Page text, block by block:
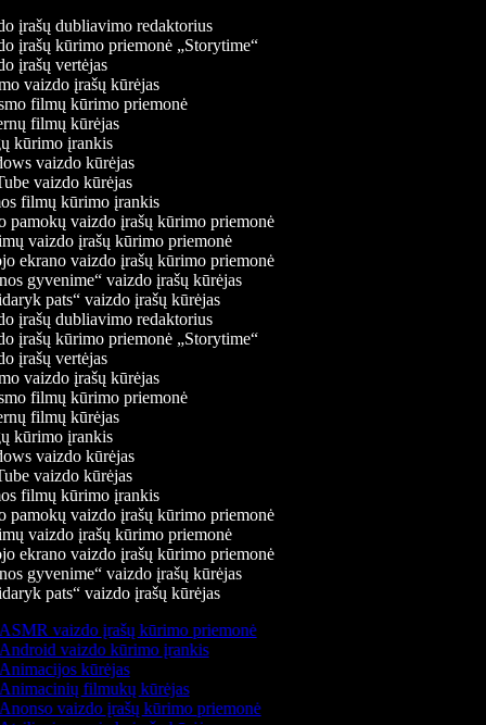
įrašų dubliavimo redaktorius
įrašų kūrimo priemonė „Storytime“
įrašų vertėjas
vaizdo įrašų kūrėjas
filmų kūrimo priemonė
filmų kūrėjas
kūrimo įrankis
vaizdo kūrėjas
vaizdo kūrėjas
filmų kūrimo įrankis
pamokų vaizdo įrašų kūrimo priemonė
vaizdo įrašų kūrimo priemonė
ekrano vaizdo įrašų kūrimo priemonė
gyvenime“ vaizdo įrašų kūrėjas
pats“ vaizdo įrašų kūrėjas
įrašų dubliavimo redaktorius
įrašų kūrimo priemonė „Storytime“
įrašų vertėjas
vaizdo įrašų kūrėjas
filmų kūrimo priemonė
filmų kūrėjas
kūrimo įrankis
vaizdo kūrėjas
vaizdo kūrėjas
filmų kūrimo įrankis
pamokų vaizdo įrašų kūrimo priemonė
vaizdo įrašų kūrimo priemonė
ekrano vaizdo įrašų kūrimo priemonė
gyvenime“ vaizdo įrašų kūrėjas
pats“ vaizdo įrašų kūrėjas
vaizdo įrašų kūrimo priemonė
vaizdo kūrimo įrankis
kūrėjas
filmukų kūrėjas
vaizdo įrašų kūrimo priemonė